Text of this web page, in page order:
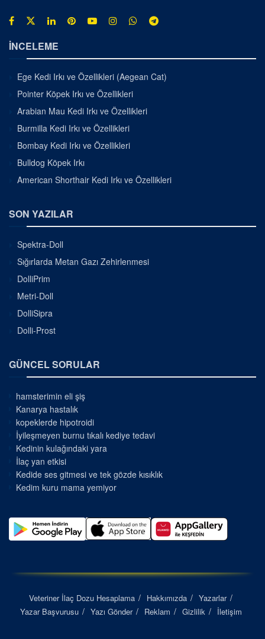
İNCELEME
Ege Kedi Irkı ve Özellikleri (Aegean Cat)
Pointer Köpek Irkı ve Özellikleri
Arabian Mau Kedi Irkı ve Özellikleri
Burmilla Kedi Irkı ve Özellikleri
Bombay Kedi Irkı ve Özellikleri
Bulldog Köpek Irkı
American Shorthair Kedi Irkı ve Özellikleri
SON YAZILAR
Spektra-Doll
Sığırlarda Metan Gazı Zehirlenmesi
DolliPrim
Metri-Doll
DolliSipra
Dolli-Prost
GÜNCEL SORULAR
hamsterimin eli şiş
Kanarya hastalık
kopeklerde hipotroidi
İyileşmeyen burnu tıkalı kediye tedavi
Kedinin kulağındaki yara
İlaç yan etkisi
Kedide ses gitmesi ve tek gözde kısıklık
Kedim kuru mama yemiyor
Veteriner İlaç Dozu Hesaplama Hakkımızda
Yazarlar
Yazar Başvurusu
Yazı Gönder Reklam Gizlilik İletişim